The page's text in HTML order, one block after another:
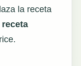
la receta